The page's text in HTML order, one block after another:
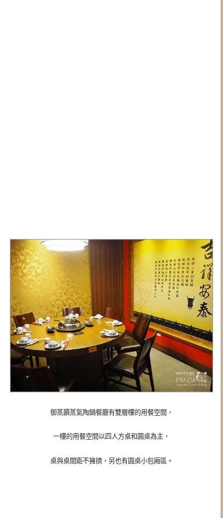
御蒸饌蒸氣陶鍋餐廳有雙層樓的用餐空間，
一樓的用餐空間以四人方桌和圓桌為主，
桌與桌間距不擁擠，另也有圓桌小包廂區。